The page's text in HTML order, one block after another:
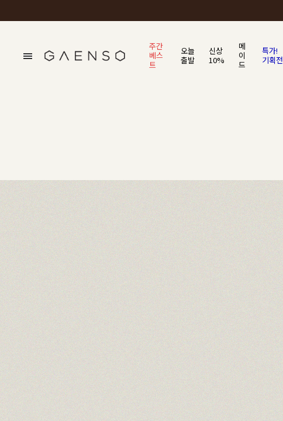
주간
베스
트
오늘
출발
신상
10%
메
이
드
특가!
기획전